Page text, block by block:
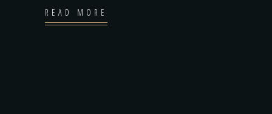
READ MORE